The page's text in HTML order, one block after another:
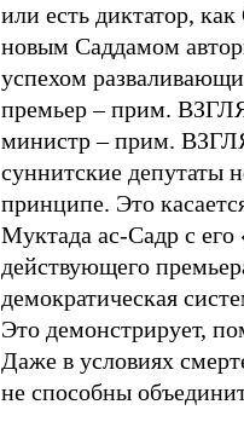
или есть диктатор,
новым Саддамом
успехом
премьер – прим.
министр – прим.
суннитские депутаты
принципе. Это
Муктада ас-Садр с его
действующего
демократическая
Это демонстрирует,
Даже в условиях
не способны